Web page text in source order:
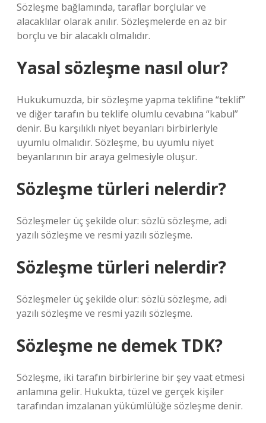
Sözleşme bağlamında, taraflar borçlular ve
alacaklılar olarak anılır. Sözleşmelerde en az bir
borçlu ve bir alacaklı olmalıdır.
Yasal sözleşme nasıl olur?
Hukukumuzda, bir sözleşme yapma teklifine “teklif”
ve diğer tarafın bu teklife olumlu cevabına “kabul”
denir. Bu karşılıklı niyet beyanları birbirleriyle
uyumlu olmalıdır. Sözleşme, bu uyumlu niyet
beyanlarının bir araya gelmesiyle oluşur.
Sözleşme türleri nelerdir?
Sözleşmeler üç şekilde olur: sözlü sözleşme, adi
yazılı sözleşme ve resmi yazılı sözleşme.
Sözleşme türleri nelerdir?
Sözleşmeler üç şekilde olur: sözlü sözleşme, adi
yazılı sözleşme ve resmi yazılı sözleşme.
Sözleşme ne demek TDK?
Sözleşme, iki tarafın birbirlerine bir şey vaat etmesi
anlamına gelir. Hukukta, tüzel ve gerçek kişiler
tarafından imzalanan yükümlülüğe sözleşme denir.